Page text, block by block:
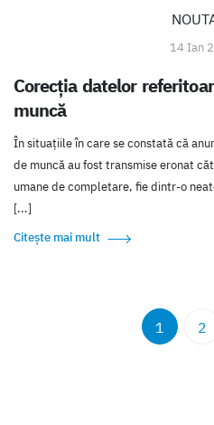
14 Ian
Corecția datelor
muncă
În situațiile în care se constată că
de muncă au fost transmise eronat
umane de completare, fie dintr-o
[...]
Citește mai mult
1 2